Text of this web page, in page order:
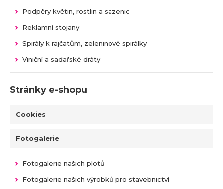
Podpěry květin, rostlin a sazenic
Reklamní stojany
Spirály k rajčatům, zeleninové spirálky
Viniční a sadařské dráty
Stránky e-shopu
Cookies
Fotogalerie
Fotogalerie našich plotů
Fotogalerie našich výrobků pro stavebnictví